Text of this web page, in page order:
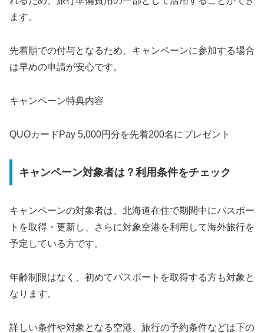
ます。
先着順での付与となるため、キャンペーンに参加する場合
は早めの申請が安心です。
キャンペーン特典内容
QUOカードPay 5,000円分を先着200名にプレゼント
キャンペーン対象者は？利用条件をチェック
キャンペーンの対象者は、北海道在住で期間中にパスポー
トを取得・更新し、さらに対象空港を利用して海外旅行を
予定している方です。
年齢制限はなく、初めてパスポートを取得する方も対象と
なります。
詳しい条件や対象となる空港、旅行の予約条件などは下の